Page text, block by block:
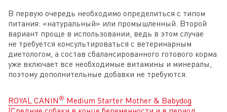
В первую очередь необходимо определиться с типом
питания: «натуральный» или промышленный. Второй
вариант проще в использовании, ведь в этом случае
не требуется консультироваться с ветеринарным
диетологом, а состав сбалансированного готового корма
уже включает все необходимые витамины и минералы,
поэтому дополнительные добавки не требуются.
ROYAL CANIN ® Medium Starter Mother & Babydog